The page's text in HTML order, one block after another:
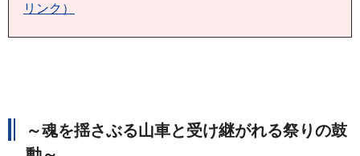
リンク）
～魂を揺さぶる山車と受け継がれる祭りの鼓